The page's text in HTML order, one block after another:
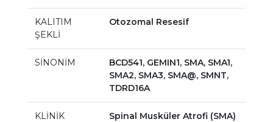
KALITIM
ŞEKLİ
Otozomal Resesif
SİNONİM
BCD541, GEMIN1, SMA, SMA1,
SMA2, SMA3, SMA@, SMNT,
TDRD16A
KLİNİK
Spinal Musküler Atrofi (SMA)